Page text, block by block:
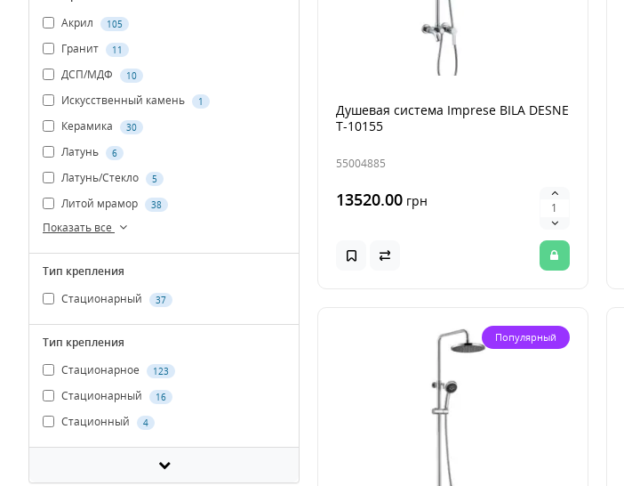
Душевая система Imprese BILA DESNE
T-10155
55004885
13520.00 грн
Популярный
Акрил
105
Гранит 11
ДСП/МДФ 10
Искусственный камень 1
Керамика 30
Латунь 6
Латунь/Стекло 5
Литой мрамор 38
Показать все
Тип крепления
Стационарный
37
Тип крепления
Стационарное
123
Стационарный 16
Стационный 4